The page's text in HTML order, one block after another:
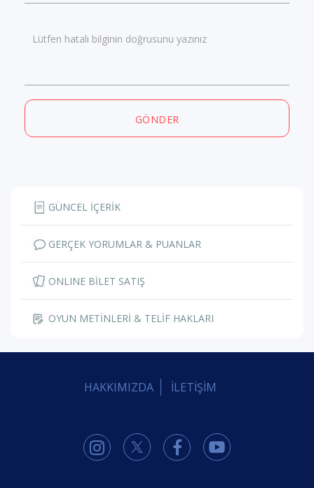
Lütfen hatalı bilginin doğrusunu yazınız
GÖNDER
GÜNCEL İÇERİK
GERÇEK YORUMLAR & PUANLAR
ONLINE BİLET SATIŞ
OYUN METİNLERİ & TELİF HAKLARI
HAKKIMIZDA İLETİŞİM